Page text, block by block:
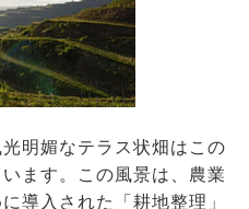
明媚なテラス状畑はこの
ます。この風景は、農業
導入された「耕地整理」